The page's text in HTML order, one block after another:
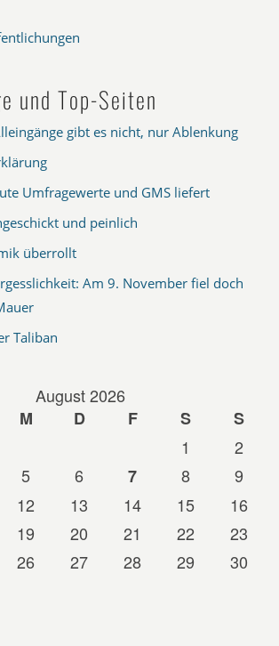
und Top-Seiten
gibt es nicht, nur Ablenkung
Umfragewerte und GMS liefert
und peinlich
überrollt
Am 9. November fiel doch
Taliban
August 2026
M D F S
S
1
2
5 6 7 8
9
12 13 14 15
16
19 20 21 22
23
26 27 28 29
30